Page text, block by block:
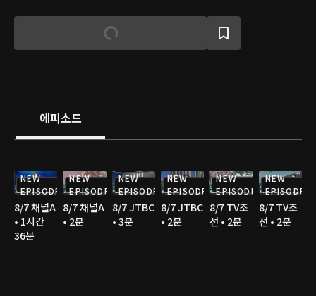
에피소드
NEW
EPISODE
8/7 채널A
• 1시간
36분
NEW
EPISODE
8/7 채널A
• 2분
NEW
EPISODE
8/7 JTBC
• 3분
NEW
EPISODE
8/7 JTBC
• 2분
NEW
EPISODE
8/7 TV조
선 • 2분
NEW
EPISODE
8/7 TV조
선 • 2분